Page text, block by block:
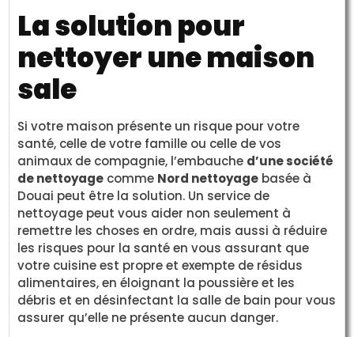
La solution pour
nettoyer une maison
sale
Si votre maison présente un risque pour votre
santé, celle de votre famille ou celle de vos
animaux de compagnie, l’embauche d’une société
de nettoyage comme Nord nettoyage basée à
Douai peut être la solution. Un service de
nettoyage peut vous aider non seulement à
remettre les choses en ordre, mais aussi à réduire
les risques pour la santé en vous assurant que
votre cuisine est propre et exempte de résidus
alimentaires, en éloignant la poussière et les
débris et en désinfectant la salle de bain pour vous
assurer qu’elle ne présente aucun danger.